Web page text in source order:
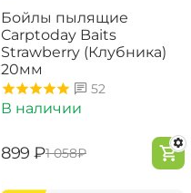
Бойлы пылящие
Carptoday Baits
Strawberry (Клубника)
20мм
52
В наличии
‍899‍ ₽‍1 058‍₽